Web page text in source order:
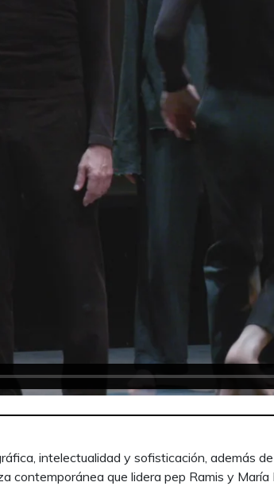
un paisaje inhóspito en el que
Las imágenes en vídeo, en blanco y